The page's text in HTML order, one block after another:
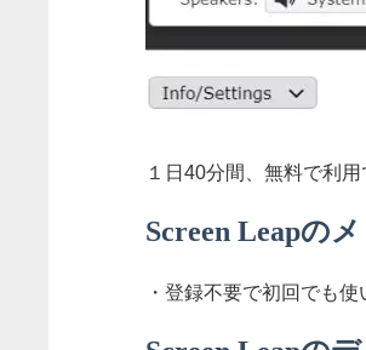
１日40分間、無料で利用
Screen Leapの
・登録不要で初回でも使